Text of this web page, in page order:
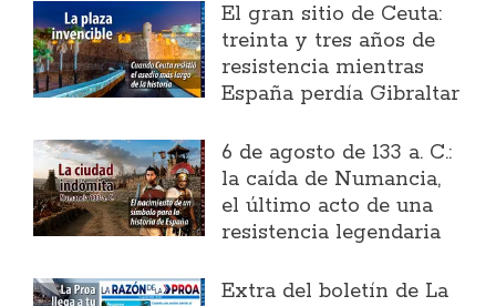
El gran sitio de Ceuta:
treinta y tres años de
resistencia mientras
España perdía Gibraltar
6 de agosto de 133 a. C.:
la caída de Numancia,
el último acto de una
resistencia legendaria
Extra del boletín de La